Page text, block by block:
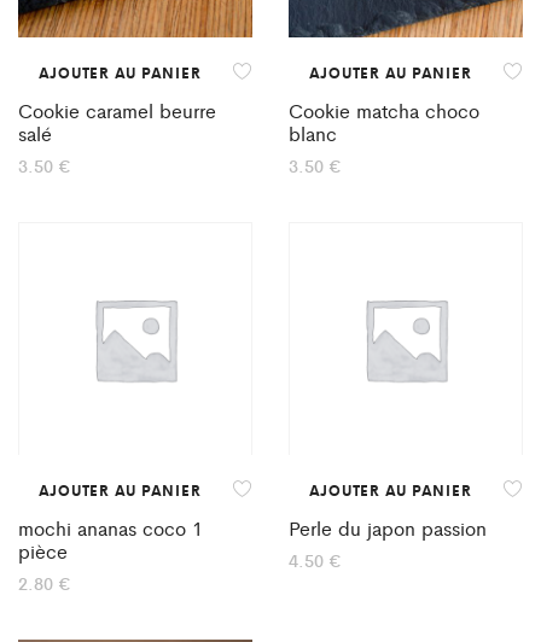
AJOUTER AU PANIER
Cookie caramel beurre
salé
3.50 €
AJOUTER AU PANIER
Cookie matcha choco
blanc
3.50 €
AJOUTER AU PANIER
mochi ananas coco 1
pièce
2.80 €
AJOUTER AU PANIER
Perle du japon passion
4.50 €